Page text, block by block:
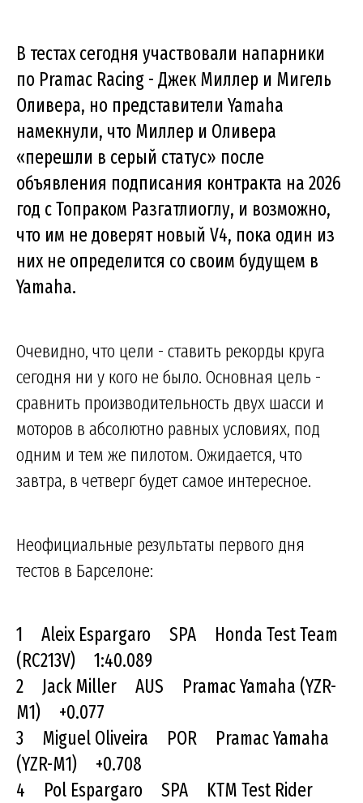
В тестах сегодня участвовали напарники
по Pramac Racing - Джек Миллер и Мигель
Оливера, но представители Yamaha
намекнули, что Миллер и Оливера
«перешли в серый статус» после
объявления подписания контракта на 2026
год с Топраком Разгатлиоглу, и возможно,
что им не доверят новый V4, пока один из
них не определится со своим будущем в
Yamaha.
Очевидно, что цели - ставить рекорды круга
сегодня ни у кого не было. Основная цель -
сравнить производительность двух шасси и
моторов в абсолютно равных условиях, под
одним и тем же пилотом. Ожидается, что
завтра, в четверг будет самое интересное.
Неофициальные результаты первого дня
тестов в Барселоне:
1 Aleix Espargaro SPA Honda Test Team
(RC213V) 1:40.089
2 Jack Miller AUS Pramac Yamaha (YZR-
M1) +0.077
3 Miguel Oliveira POR Pramac Yamaha
(YZR-M1) +0.708
4 Pol Espargaro SPA KTM Test Rider